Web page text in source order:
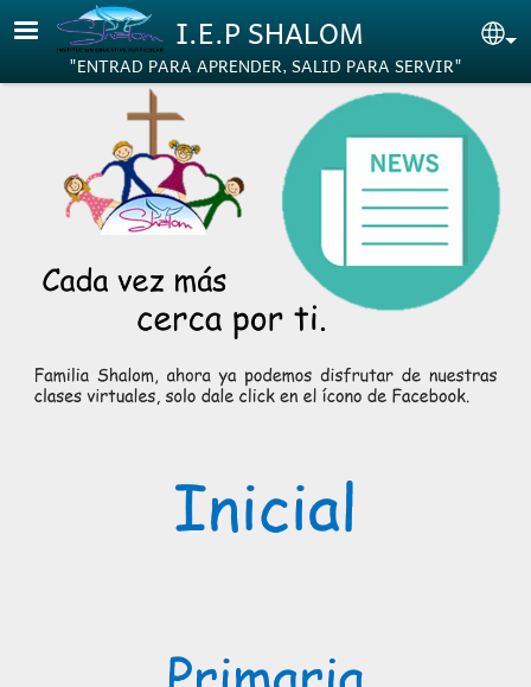
Pasar al contenido principal
I.E.P SHALOM
"ENTRAD PARA APRENDER, SALID PARA SERVIR"